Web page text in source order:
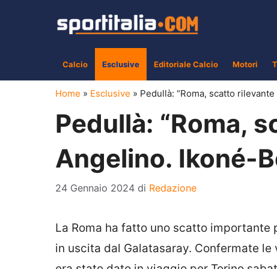
Calcio Esclusive Editoriale Calcio Motori
Home » Esclusive » Pedullà: “Roma, scatto
Pedullà: “Roma,
Angelino. Ikoné-
24 Gennaio 2024 di Redazione
La Roma ha fatto uno scatto
in uscita dal Galatasaray. Confermate